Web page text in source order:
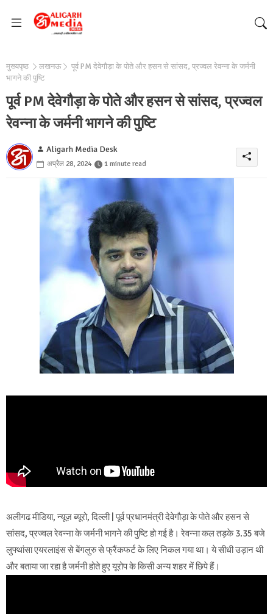
मुख्यपृष्ठ लखनऊ
पूर्व PM देवेगौड़ा के पोते और हसन से सांसद, प्रज्वल रेवन्ना के जर्मनी
भागने की पुष्टि
पूर्व PM देवेगौड़ा के पोते और हसन से सांसद, प्रज्वल
रेवन्ना के जर्मनी भागने की पुष्टि
Aligarh Media Desk
अप्रैल 28, 2024 1 minute read
अलीगढ मीडिया, न्यूज़ ब्यूरो, दिल्ली | पूर्व प्रधानमंत्री देवेगौड़ा के पोते और हसन से
सांसद, प्रज्वल रेवन्ना के जर्मनी भागने की पुष्टि हो गई है। रेवन्ना कल तड़के 3.35 बजे
लुफ्थांसा एयरलाइंस से बेंगलुरु से फ्रैंकफर्ट के लिए निकल गया था। ये सीधी उड़ान थी
और बताया जा रहा है जर्मनी होते हुए यूरोप के किसी अन्य शहर में छिपे हैं।